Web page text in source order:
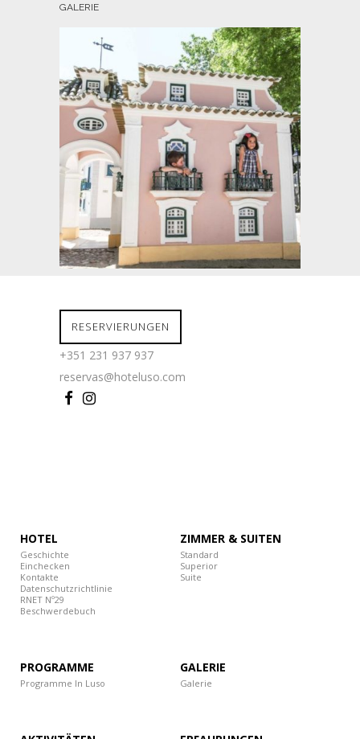
GALERIE
RESERVIERUNGEN
+351 231 937 937
reservas@hoteluso.com
HOTEL
Geschichte
Einchecken
Kontakte
Datenschutzrichtlinie
RNET Nº29
Beschwerdebuch
ZIMMER & SUITEN
Standard
Superior
Suite
PROGRAMME
Programme In Luso
GALERIE
Galerie